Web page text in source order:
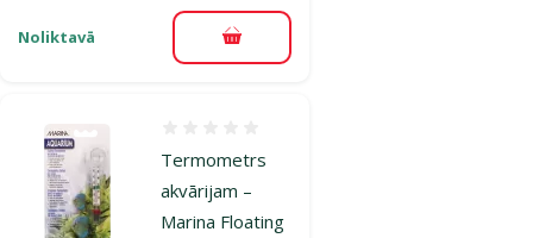
Noliktavā Pievienot grozam
Termometrs
akvārijam –
Marina Floating